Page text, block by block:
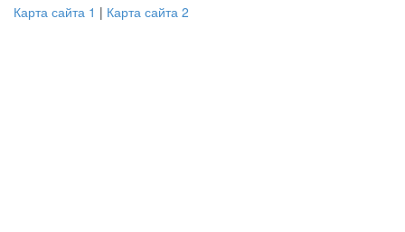
Карта сайта 1 | Карта сайта 2